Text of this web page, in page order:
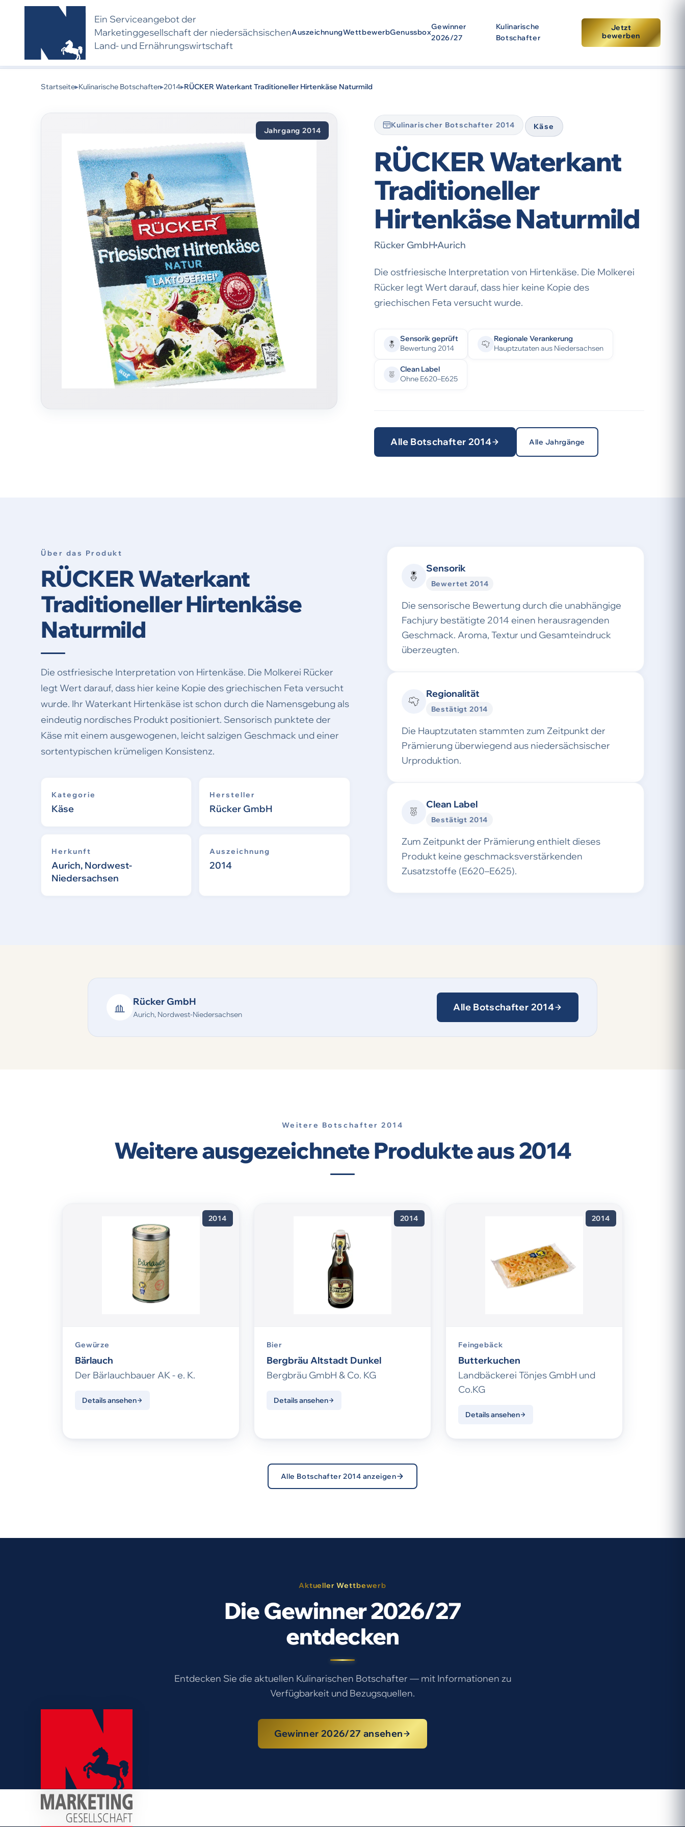
Ein Serviceangebot der
Marketing­gesell­schaft der nieder­sächsischen
Land- und Ernährungs­wirtschaft
AuszeichnungWettbewerbGenussbox
Gewinner
2026/27
Kulinarische
Botschafter
Jetzt
bewerben
Kulinarischer Botschafter 2014:Dieses Produkt wurde
ausgezeichnet. Die Auszeichnung bezieht sich auf den Zeitpunkt der Prämierung. Eine erneute Auszeichnung setzt
eine neue Bewerbung und Bewertung voraus.
Startseite▸Kulinarische Botschafter▸2014▸RÜCKER Waterkant Traditioneller Hirtenkäse Naturmild
Jahrgang 2014
Kulinarischer Botschafter 2014 Käse
RÜCKER Waterkant
Traditioneller
Hirtenkäse Naturmild
Rücker GmbHAurich
Die ostfriesische Interpretation von Hirtenkäse. Die Molkerei
Rücker legt Wert darauf, dass hier keine Kopie des
griechischen Feta versucht wurde.
Sensorik geprüft
Bewertung 2014
Regionale Verankerung
Hauptzutaten aus Niedersachsen
Clean Label
Ohne E620–E625
Alle Botschafter 2014 Alle Jahrgänge
Über das Produkt
RÜCKER Waterkant
Traditioneller Hirtenkäse
Naturmild
Die ostfriesische Interpretation von Hirtenkäse. Die Molkerei Rücker
legt Wert darauf, dass hier keine Kopie des griechischen Feta versucht
wurde. Ihr Waterkant Hirtenkäse ist schon durch die Namensgebung als
eindeutig nordisches Produkt positioniert. Sensorisch punktete der
Käse mit einem ausgewogenen, leicht salzigen Geschmack und einer
sortentypischen krümeligen Konsistenz.
Kategorie
Käse
Hersteller
Rücker GmbH
Herkunft
Aurich, Nordwest-
Niedersachsen
Auszeichnung
2014
Sensorik
Bewertet 2014
Die sensorische Bewertung durch die unabhängige
Fachjury bestätigte 2014 einen herausragenden
Geschmack. Aroma, Textur und Gesamteindruck
überzeugten.
Regionalität
Bestätigt 2014
Die Hauptzutaten stammten zum Zeitpunkt der
Prämierung überwiegend aus niedersächsischer
Urproduktion.
Clean Label
Bestätigt 2014
Zum Zeitpunkt der Prämierung enthielt dieses
Produkt keine geschmacksverstärkenden
Zusatzstoffe (E620–E625).
Rücker GmbH
Aurich, Nordwest-Niedersachsen
Alle Botschafter 2014
Weitere Botschafter 2014
Weitere ausgezeichnete Produkte aus 2014
2014
Gewürze
Bärlauch
Der Bärlauchbauer AK - e. K.
Details ansehen
2014
Bier
Bergbräu Altstadt Dunkel
Bergbräu GmbH & Co. KG
Details ansehen
2014
Feingebäck
Butterkuchen
Landbäckerei Tönjes GmbH und
Co.KG
Details ansehen
Alle Botschafter 2014 anzeigen
Aktueller Wettbewerb
Die Gewinner 2026/27
entdecken
Entdecken Sie die aktuellen Kulinarischen Botschafter — mit Informationen zu
Verfügbarkeit und Bezugsquellen.
Gewinner 2026/27 ansehen